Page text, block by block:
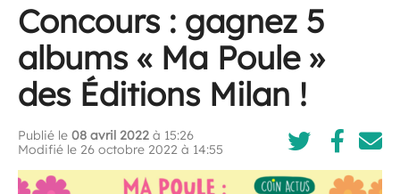
Concours : gagnez 5
albums « Ma Poule »
des Éditions Milan !
Publié le 08 avril 2022 à 15:26
Modifié le 26 octobre 2022 à 14:55